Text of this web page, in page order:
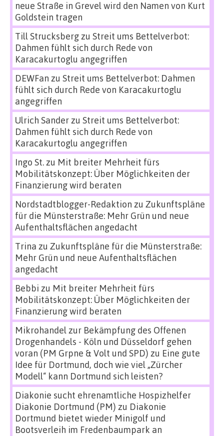
neue Straße in Grevel wird den Namen von Kurt
Goldstein tragen
Till Strucksbergzu Streit ums Bettelverbot:
Dahmen fühlt sich durch Rede von
Karacakurtoglu angegriffen
DEWFan zu Streit ums Bettelverbot: Dahmen
fühlt sich durch Rede von Karacakurtoglu
angegriffen
Ulrich Sanderzu Streit ums Bettelverbot:
Dahmen fühlt sich durch Rede von
Karacakurtoglu angegriffen
Ingo St.zu Mit breiter Mehrheit fürs
Mobilitätskonzept: Über Möglichkeiten der
Finanzierung wird beraten
Nordstadtblogger-Redaktion zu Zukunftspläne
für die Münsterstraße: Mehr Grün und neue
Aufenthaltsflächen angedacht
Trina zu Zukunftspläne für die Münsterstraße:
Mehr Grün und neue Aufenthaltsflächen
angedacht
Bebbi zu Mit breiter Mehrheit fürs
Mobilitätskonzept: Über Möglichkeiten der
Finanzierung wird beraten
Mikrohandel zur Bekämpfung des Offenen
Drogenhandels - Köln und Düsseldorf gehen
voran (PM Grpne & Volt und SPD) zu Eine gute
Idee für Dortmund, doch wie viel „Zürcher
Modell“ kann Dortmund sich leisten?
Diakonie sucht ehrenamtliche Hospizhelfer
Diakonie Dortmund (PM) zu Diakonie
Dortmund bietet wieder Minigolf und
Bootsverleih im Fredenbaumpark an